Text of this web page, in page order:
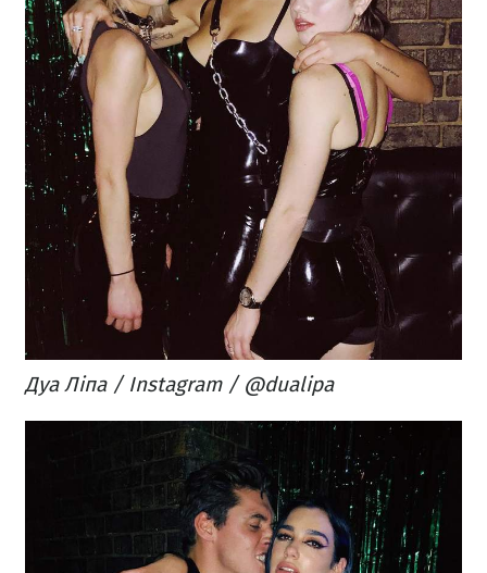
Дуа Ліпа / Instagram / @dualipa